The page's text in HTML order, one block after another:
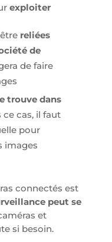
exploiter
reliées
de
de faire
trouve dans
ce cas, il faut
pour
images
connectés est
peut se
et
si besoin.